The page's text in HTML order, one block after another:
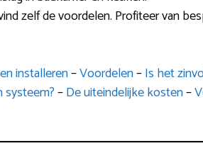
zelf de voordelen. Profiteer van
installeren–Voordelen–Is het
systeem?–De uiteindelijke kosten–